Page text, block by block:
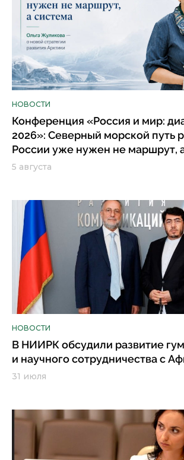
НОВОСТИ
Конференция «Россия и мир:
2026»: Северный морской путь
России уже нужен не маршрут,
5 августа
НОВОСТИ
В НИИРК обсудили развитие
и научного сотрудничества с
31 июля